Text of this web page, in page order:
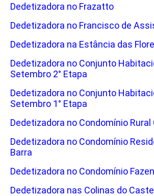
Dedetizadora no Frazatto
Dedetizadora no Francisco de
Dedetizadora na Estância das
Dedetizadora no Conjunto
Setembro 2° Etapa
Dedetizadora no Conjunto
Setembro 1° Etapa
Dedetizadora no Condomínio Rural
Dedetizadora no Condomínio
Barra
Dedetizadora no Condomínio
Dedetizadora nas Colinas do